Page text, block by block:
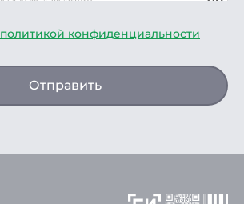
политикой конфиденциальности
Отправить